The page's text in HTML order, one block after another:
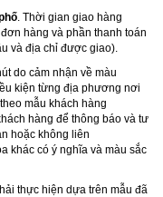
. Thời gian giao hàng
hàng và phần thanh toán
và địa chỉ được giao).
do cảm nhận về màu
kiện từng địa phương nơi
mẫu khách hàng
hàng để thông báo và tư
hoặc không liên
khác có ý nghĩa và màu sắc
thực hiện dựa trên mẫu đã